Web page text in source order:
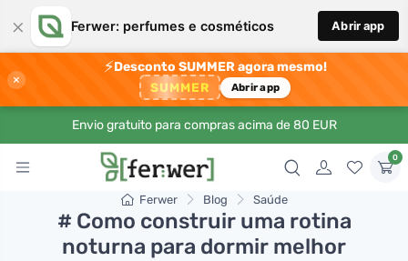
× Ferwer: perfumes e cosméticos Abrir app
×
⚡Desconto SUMMER agora mesmo!
SUMMER Abrir app
Envio gratuito para compras acima de 80 EUR
0
Ferwer Blog Saúde
# Como construir uma rotina
noturna para dormir melhor